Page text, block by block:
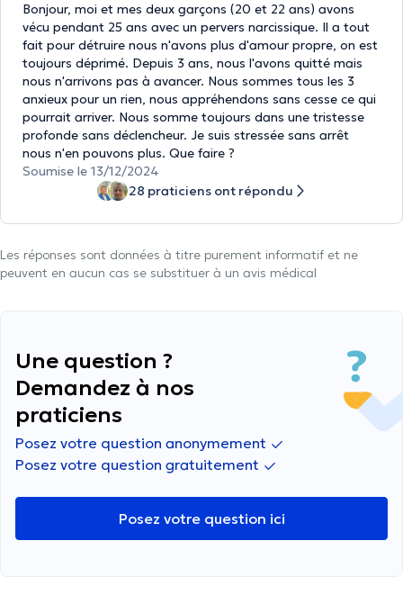
Bonjour, moi et mes deux garçons (20 et 22 ans) avons
vécu pendant 25 ans avec un pervers narcissique. Il a tout
fait pour détruire nous n'avons plus d'amour propre, on est
toujours déprimé. Depuis 3 ans, nous l'avons quitté mais
nous n'arrivons pas à avancer. Nous sommes tous les 3
anxieux pour un rien, nous appréhendons sans cesse ce qui
pourrait arriver. Nous somme toujours dans une tristesse
profonde sans déclencheur. Je suis stressée sans arrêt
nous n'en pouvons plus. Que faire ?
Soumise le 13/12/2024
28 praticiens ont répondu
Les réponses sont données à titre purement informatif et ne
peuvent en aucun cas se substituer à un avis médical
Une question ?
Demandez à nos
praticiens
Posez votre question anonymement
Posez votre question gratuitement
Posez votre question ici